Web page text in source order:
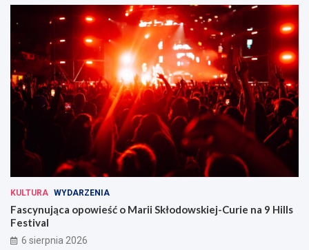
KULTURA WYDARZENIA
Fascynująca opowieść o Marii Skłodowskiej-Curie na 9 Hills
Festival
6 sierpnia 2026